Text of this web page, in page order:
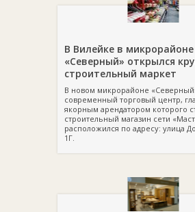
В Вилейке в микрорайоне
«Северный» открылся
строительный маркет
В новом микрорайоне
современный торговый центр,
якорным арендатором которого
строительный магазин сети
расположился по адресу: улица
1Г.